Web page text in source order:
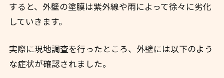
すると、外壁の塗膜は紫外線や雨によって徐々に劣化
していきます。
実際に現地調査を行ったところ、外壁には以下のよう
な症状が確認されました。